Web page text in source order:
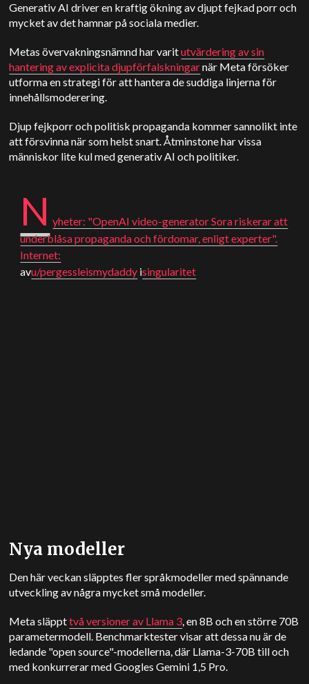
Generativ AI driver en kraftig ökning av djupt fejkad porr och
mycket av det hamnar på sociala medier.
Metas övervakningsnämnd har varitutvärdering av sin
hantering av explicita djupförfalskningarnär Meta försöker
utforma en strategi för att hantera de suddiga linjerna för
innehållsmoderering.
Djup fejkporr och politisk propaganda kommer sannolikt inte
att försvinna när som helst snart. Åtminstone har vissa
människor lite kul med generativ AI och politiker.
N yheter: "OpenAI video-generatorSorariskerar att
underblåsa propaganda och fördomar, enligt experter".
Internet:
avu/pergessleismydaddy isingularitet
Nya modeller
Den här veckan släpptes fler språkmodeller med spännande
utveckling av några mycket små modeller.
Meta släppttvå versioner av Llama 3, en 8B och en större 70B
parametermodell. Benchmarktester visar att dessa nu är de
ledande "open source"-modellerna, där Llama-3-70B till och
med konkurrerar med GooglesGemini 1,5 Pro.